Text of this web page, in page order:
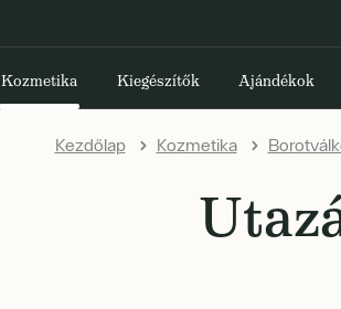
Kozmetika Kiegészítők Ajándékok
Kezdőlap Kozmetika